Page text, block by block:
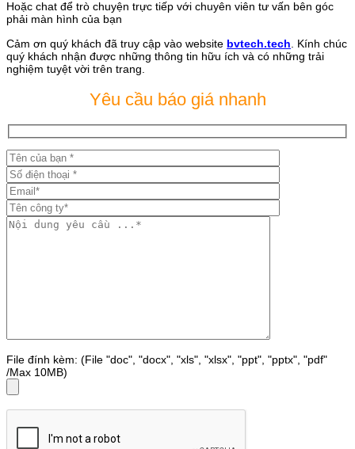
Hoặc chat để trò chuyện trực tiếp với chuyên viên tư vấn bên góc
phải màn hình của bạn
Cảm ơn quý khách đã truy cập vào website bvtech.tech . Kính chúc
quý khách nhận được những thông tin hữu ích và có những trải
nghiệm tuyệt vời trên trang.
Yêu cầu báo giá nhanh
File đính kèm: (File "doc", "docx", "xls", "xlsx", "ppt", "pptx", "pdf"
/Max 10MB)